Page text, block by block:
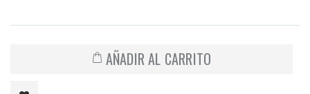
AÑADIR AL CARRITO